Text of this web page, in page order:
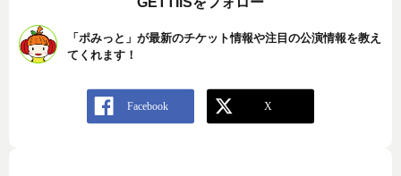
「ポみっと」が最新のチケット情報や注目の公演情報を教え
てくれます！